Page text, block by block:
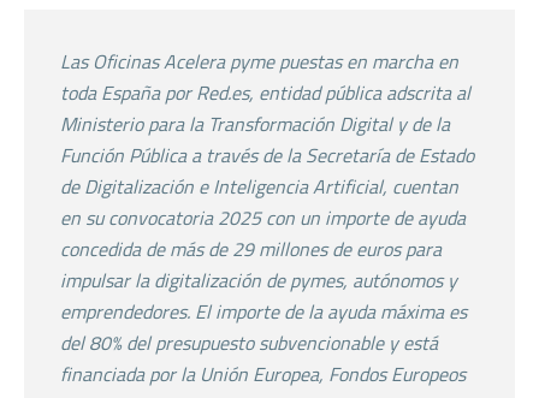
Las Oficinas Acelera pyme puestas en marcha en
todaEspaña por Red.es, entidad pública adscrita al
Ministeriopara la Transformación Digital y de la
Función Pública a través de la Secretaría de Estado
de Digitalización eInteligencia Artificial, cuentan
en su convocatoria 2025con un importe de ayuda
concedida de más de 29millones de euros para
impulsar la digitalización depymes, autónomos y
emprendedores. El importe de laayuda máxima es
del 80% del presupuestosubvencionable y está
financiada por la Unión Europea, Fondos Europeos